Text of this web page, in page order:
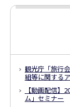
観光庁「旅行
組等に関する
【動画配信】
ム」セミナー